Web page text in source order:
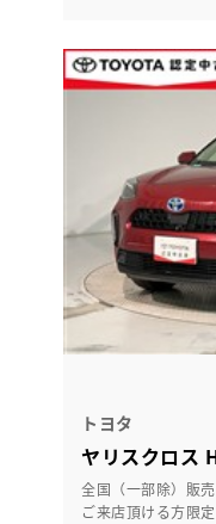
トヨタ
ヤリスクロス
全国（一部除）販
ご来店頂ける方限定